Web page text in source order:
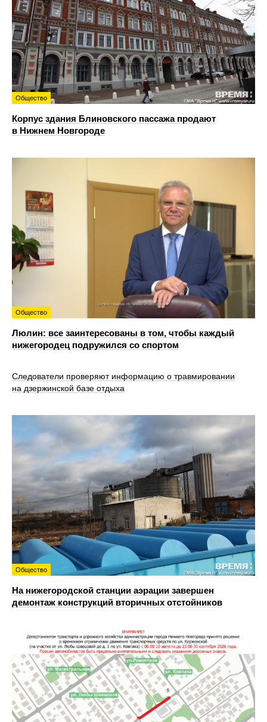
Общество
Корпус здания Блиновского пассажа продают
в Нижнем Новгороде
Общество
Люлин: все заинтересованы в том, чтобы каждый
нижегородец подружился со спортом
Следователи проверяют информацию о травмировании
на дзержинской базе отдыха
Общество
На нижегородской станции аэрации завершен
демонтаж конструкций вторичных отстойников